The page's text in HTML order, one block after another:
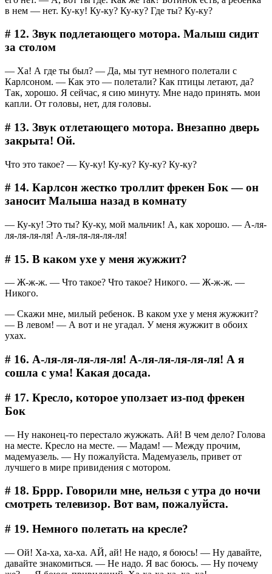
в нем — нет. Ку-ку! Ку-ку? Ку-ку? Где ты? Ку-ку?
# 12. Звук подлетающего мотора. Малыш сидит
за столом
― Ха! А где ты был? ― Да, мы тут немного полетали с
Карлсоном. ― Как это — полетали? Как птицы летают, да?
Так, хорошо. Я сейчас, я сию минуту. Мне надо принять. мои
капли. От головы, нет, для головы.
# 13. Звук отлетающего мотора. Внезапно дверь
закрыта! Ой.
Что это такое? ― Ку-ку! Ку-ку? Ку-ку? Ку-ку?
# 14. Карлсон жестко троллит фрекен Бок — он
заносит Малыша назад в комнату
― Ку-ку! Это ты? Ку-ку, мой мальчик! А, как хорошо. ― А-ля-
ля-ля-ля-ля! А-ля-ля-ля-ля-ля!
# 15. В каком ухе у меня жужжит?
― Ж-ж-ж. ― Что такое? Что такое? Никого. ― Ж-ж-ж. ―
Никого.
― Скажи мне, милый ребенок. В каком ухе у меня жужжит?
― В левом! ― А вот и не угадал. У меня жужжит в обоих
ухах.
# 16. А-ля-ля-ля-ля-ля! А-ля-ля-ля-ля-ля! А я
сошла с ума! Какая досада.
# 17. Кресло, которое уползает из-под фрекен
Бок
― Ну наконец-то перестало жужжать. Ай! В чем дело? Голова
на месте. Кресло на месте. ― Мадам! ― Между прочим,
мадемуазель. ― Ну пожалуйста. Мадемуазель, привет от
лучшего в мире привидения с мотором.
# 18. Бррр. Говорили мне, нельзя с утра до ночи
смотреть телевизор. Вот вам, пожалуйста.
# 19. Немного полетать на кресле?
― Ой! Ха-ха, ха-ха. АЙ, ай! Не надо, я боюсь! ― Ну давайте,
давайте знакомиться. ― Не надо. Я вас боюсь. ― Ну почему